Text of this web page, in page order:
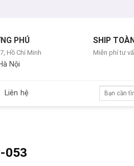
PHÚ
Hồ Chí Minh
Nội
SHIP
Miễn phí tư
Liên hệ
Tìm
kiếm:
053